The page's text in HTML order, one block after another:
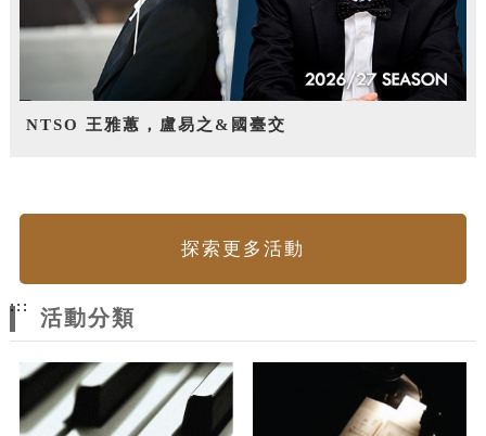
NTSO 王雅蕙，盧易之&國臺交
探索更多活動
:::
活動分類